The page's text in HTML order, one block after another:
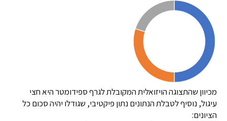
מכיוון שהתצוגה הויזואלית המקובלת לגרף ספידומטר היא חצי
עיגול, נוסיף לטבלת הנתונים נתון פיקטיבי, שגודלו יהיה סכום כל
הציונים: